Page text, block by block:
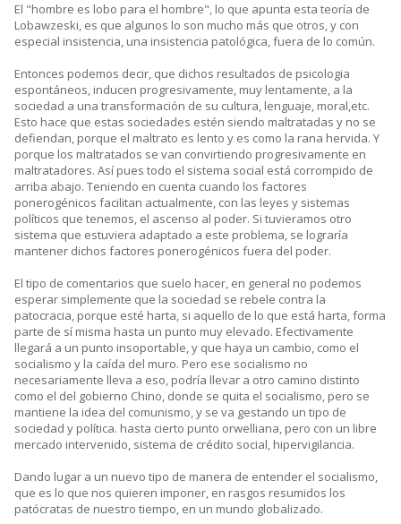
El "hombre es lobo para el hombre", lo que apunta esta teoría de
Lobawzeski, es que algunos lo son mucho más que otros, y con
especial insistencia, una insistencia patológica, fuera de lo común.
Entonces podemos decir, que dichos resultados de psicologia
espontáneos, inducen progresivamente, muy lentamente, a la
sociedad a una transformación de su cultura, lenguaje, moral,etc.
Esto hace que estas sociedades estén siendo maltratadas y no se
defiendan, porque el maltrato es lento y es como la rana hervida. Y
porque los maltratados se van convirtiendo progresivamente en
maltratadores. Así pues todo el sistema social está corrompido de
arriba abajo. Teniendo en cuenta cuando los factores
ponerogénicos facilitan actualmente, con las leyes y sistemas
políticos que tenemos, el ascenso al poder. Si tuvieramos otro
sistema que estuviera adaptado a este problema, se lograría
mantener dichos factores ponerogénicos fuera del poder.
El tipo de comentarios que suelo hacer, en general no podemos
esperar simplemente que la sociedad se rebele contra la
patocracia, porque esté harta, si aquello de lo que está harta, forma
parte de sí misma hasta un punto muy elevado. Efectivamente
llegará a un punto insoportable, y que haya un cambio, como el
socialismo y la caída del muro. Pero ese socialismo no
necesariamente lleva a eso, podría llevar a otro camino distinto
como el del gobierno Chino, donde se quita el socialismo, pero se
mantiene la idea del comunismo, y se va gestando un tipo de
sociedad y política. hasta cierto punto orwelliana, pero con un libre
mercado intervenido, sistema de crédito social, hipervigilancia.
Dando lugar a un nuevo tipo de manera de entender el socialismo,
que es lo que nos quieren imponer, en rasgos resumidos los
patócratas de nuestro tiempo, en un mundo globalizado.